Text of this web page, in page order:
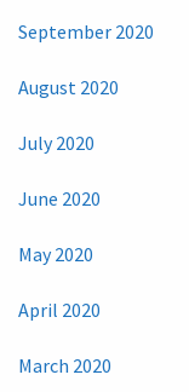
September 2020
August 2020
July 2020
June 2020
May 2020
April 2020
March 2020